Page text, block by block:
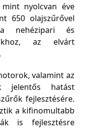
nyolcvan éve
650 olajszűrővel
nehézipari és
az elvárt
valamint az
jelentős hatást
fejlesztésére.
a kifinomultabb
is fejlesztésre